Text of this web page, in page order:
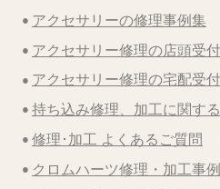
アクセサリーの修理事例集
アクセサリー修理の店頭受付
アクセサリー修理の宅配受付
持ち込み修理、加工に関す
修理･加工 よくあるご質問
クロムハーツ修理・加工事例